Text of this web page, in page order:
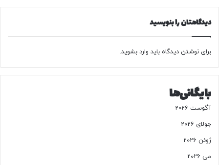
ک
ر
ه
ر
ا
ل
دیدگاهتان را بنویسید
برای نوشتن دیدگاه باید وارد بشوید.
بایگانی‌ها
آگوست 2026
جولای 2026
ژوئن 2026
می 2026